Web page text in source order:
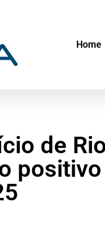
Home
de